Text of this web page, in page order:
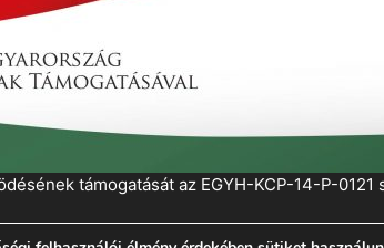
támogatását az EGYH-KCP-14-P-